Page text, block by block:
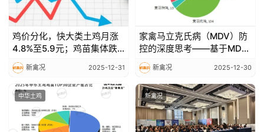
鸡价分化，快大类土鸡月涨
4.8%至5.9元；鸡苗集体跌
至1-2元，饲料成本高位企稳
新禽况 2025-12-31
家禽马立克氏病（MDV）防
控的深度思考——基于MD发
病规律、流行现状与致病机
制的系统剖析
新禽况 2025-12-30
中华土鸡 新禽况